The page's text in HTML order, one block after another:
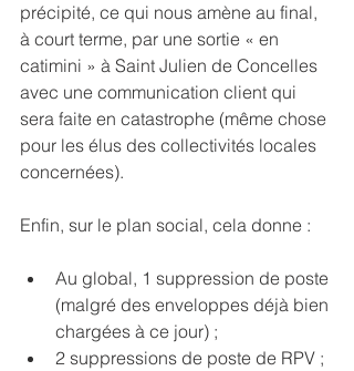
précipité, ce qui nous amène au final,
à court terme, par une sortie « en
catimini » à Saint Julien de Concelles
avec une communication client qui
sera faite en catastrophe (même chose
pour les élus des collectivités locales
concernées).
Enfin, sur le plan social, cela donne :
Au global, 1 suppression de poste
(malgré des enveloppes déjà bien
chargées à ce jour) ;
2 suppressions de poste de RPV ;